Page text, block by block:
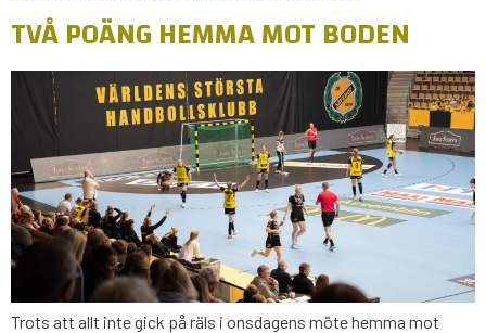
TVÅ POÄNG HEMMA MOT BODEN
Trots att allt inte gick på räls i onsdagens möte hemma mot